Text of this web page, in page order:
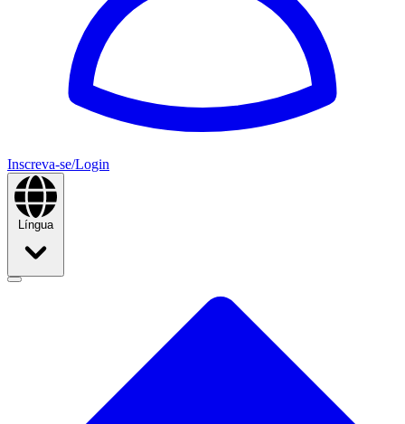
Inscreva-se/Login
Língua